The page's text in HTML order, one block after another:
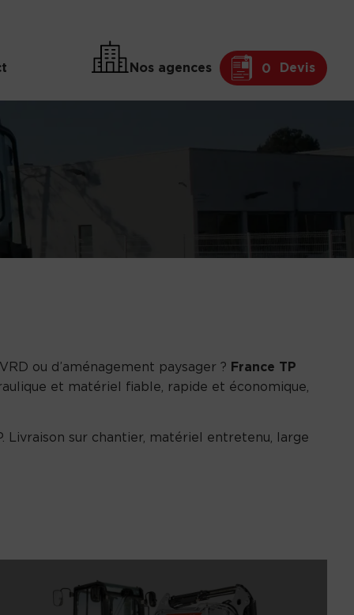
Nos agences 0 Devis
ou d’aménagement paysager ? France TP
et matériel fiable, rapide et économique,
Livraison sur chantier, matériel entretenu, large